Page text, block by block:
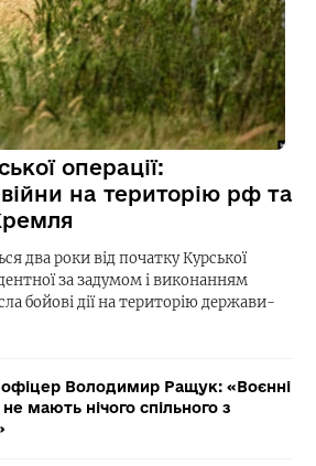
операції:
на територію рф та
два роки від початку Курської
за задумом і виконанням
бойові дії на територію держави-
офіцер Володимир Ращук: «Воєнні
мають нічого спільного з